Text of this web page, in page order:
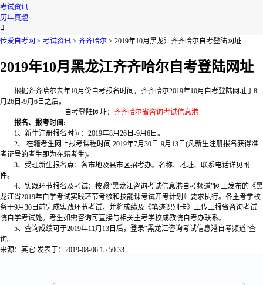
考试资讯
历年真题

传爱自考网 > 考试资讯 > 齐齐哈尔 > 2019年10月黑龙江齐齐哈尔自考登陆网址
2019年10月黑龙江齐齐哈尔自考登陆网址
根据齐齐哈尔去年10月份自考报名时间，齐齐哈尔2019年10月自考登陆网址于8
月26日-9月6日之后。
自考登陆网址： 齐齐哈尔省咨询考试信息港
报名、报考时间:
1、新生注册报名时间：2019年8月26日-9月6日。
2、 在籍考生网上报考课程时间:2019年7月30日-9月13日(凡新生注册报名获得准
考证号的考生即为在籍考生)。
3、受理新生报名点：各市地及县市区招考办。名称、地址、联系电话详见附
件。
4、实践环节报名及考试：按照“黑龙江咨询考试信息港自考频道”网上发布的《黑
龙江省2019年自学考试实践环节考核和技能课考试开考计划》要求执行。各主考学校
务于9月30日前完成实践环节考试，并将成绩及《笔迹识别卡》上传上报省咨询考试
院自学考试处。考生如需咨询可直接与相关主考学校成教院自考办联系。
5、查询成绩可于2019年11月13日后，登录“黑龙江咨询考试信息港自考频道”查
询。
来源：其它 发表于：2019-08-06 15:50:33